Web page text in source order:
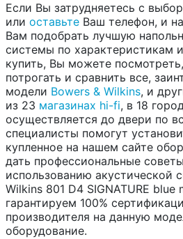
Если Вы затрудняетесь с
или оставьте Ваш телефон, и
Вам подобрать лучшую
системы по характеристикам
купить, Вы можете
потрогать и сравнить все,
модели Bowers & Wilkins, и
из 23 магазинах hi-fi, в 18
осуществляется до двери по
специалисты помогут
купленное на нашем сайте
дать профессиональные
использованию акустической
Wilkins 801 D4 SIGNATURE
гарантируем 100%
производителя на данную
оборудование.